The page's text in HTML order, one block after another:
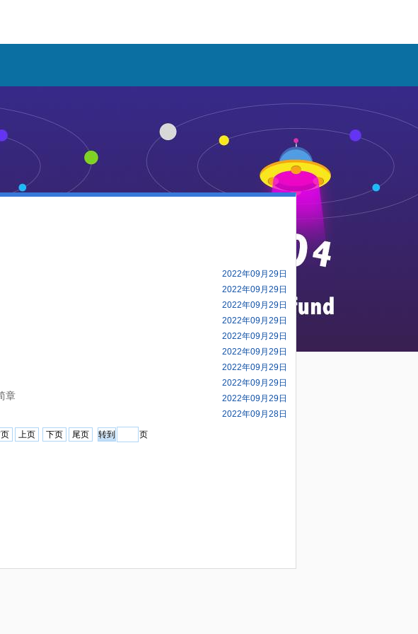
2022年09月29日
2022年09月29日
2022年09月29日
2022年09月29日
2022年09月29日
2022年09月29日
2022年09月29日
2022年09月29日
章 2022年09月29日
2022年09月28日
上页 下页 尾页 页